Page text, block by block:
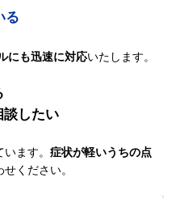
る
にも迅速に対応いたします。
したい
ます。 症状が軽いうちの点
ください。